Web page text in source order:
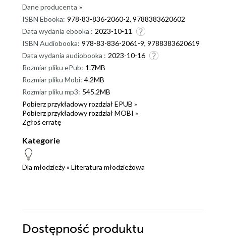
Dane producenta »
ISBN Ebooka: 978-83-836-2060-2, 9788383620602
Data wydania ebooka : 2023-10-11
ISBN Audiobooka: 978-83-836-2061-9, 9788383620619
Data wydania audiobooka : 2023-10-16
Rozmiar pliku ePub: 1.7MB
Rozmiar pliku Mobi: 4.2MB
Rozmiar pliku mp3: 545.2MB
Pobierz przykładowy rozdział EPUB »
Pobierz przykładowy rozdział MOBI »
Zgłoś erratę
Kategorie
Dla młodzieży» Literatura młodzieżowa
Dostępność produktu